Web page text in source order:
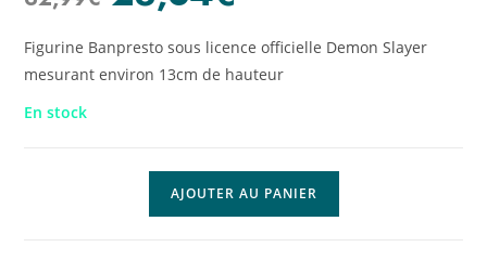
Figurine Banpresto sous licence officielle Demon Slayer
mesurant environ 13cm de hauteur
En stock
AJOUTER AU PANIER